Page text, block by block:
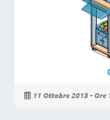
11 Ottobre 2013 - Ore